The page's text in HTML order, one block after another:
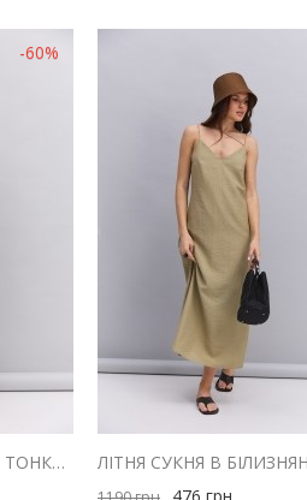
-60%
ДОВГА ЛІТНЯ СУКНЯ НА ТОНКИХ БРЕТЕЛЯХ БОРДОВА З ДРАПІРУВАННЯМ НА ГРУДЯХ